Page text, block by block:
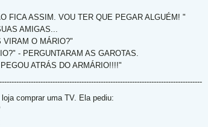
FICA ASSIM. VOU TER QUE PEGAR ALGUÉM! "
AMIGAS...
VIRAM O MÁRIO?"
- PERGUNTARAM AS GAROTAS.
ATRÁS DO ARMÁRIO!!!!"
comprar uma TV. Ela pediu: